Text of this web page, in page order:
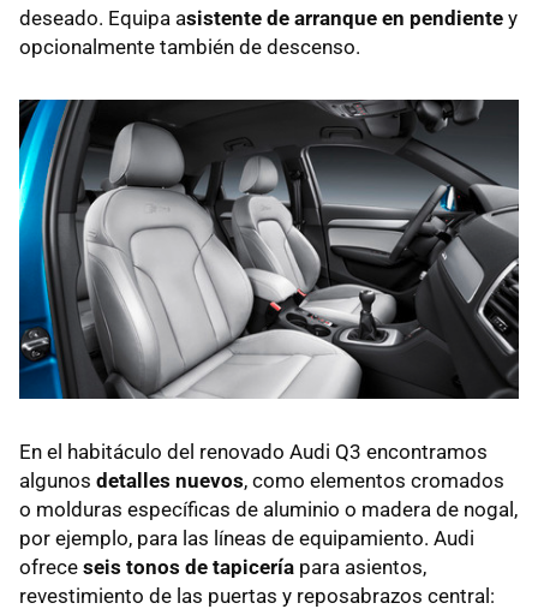
deseado. Equipa asistente de arranque en pendiente y
opcionalmente también de descenso.
En el habitáculo del renovado Audi Q3 encontramos
algunos detalles nuevos, como elementos cromados
o molduras específicas de aluminio o madera de nogal,
por ejemplo, para las líneas de equipamiento. Audi
ofrece seis tonos de tapicería para asientos,
revestimiento de las puertas y reposabrazos central: